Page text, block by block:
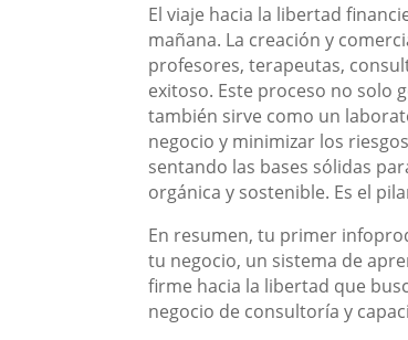
El viaje hacia la libertad
mañana. La creación y
profesores, terapeutas,
exitoso. Este proceso no solo
también sirve como un
negocio y minimizar los
sentando las bases sólidas
orgánica y sostenible. Es el
En resumen, tu primer
tu negocio, un sistema de
firme hacia la libertad que
negocio de consultoría y